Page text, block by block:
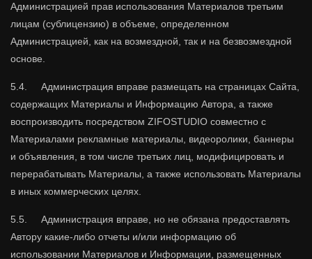
Администрацией прав использования Материалов третьим
лицам (сублицензию) в объеме, определенном
Администрацией, как на возмездной, так и на безвозмездной
основе.
5.4. Администрация вправе размещать на страницах Сайта,
содержащих Материалы и Информацию Автора, а также
воспроизводить посредством ZIFOSTUDIO совместно с
Материалами рекламные материалы, видеоролики, баннеры
и объявления, в том числе третьих лиц, модифицировать и
перерабатывать Материалы, а также использовать Материалы
в иных коммерческих целях.
5.5. Администрация вправе, но не обязана предоставлять
Автору какие-либо отчеты и/или информацию об
использовании Материалов и Информации, размещенных